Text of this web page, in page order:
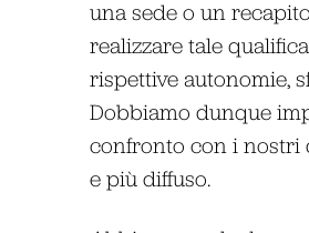
una sede o un
realizzare tale
rispettive autonomie,
Dobbiamo dunque
confronto con i nostri
e più diffuso.